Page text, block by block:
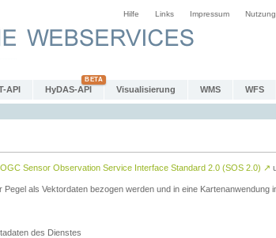
Hilfe Links Impressum
API HyDAS-API Visualisierung WMS WFS
OGC Sensor Observation Service Interface Standard 2.0 (SOS 2.0) ↗
als Vektordaten bezogen werden und in eine
des Dienstes